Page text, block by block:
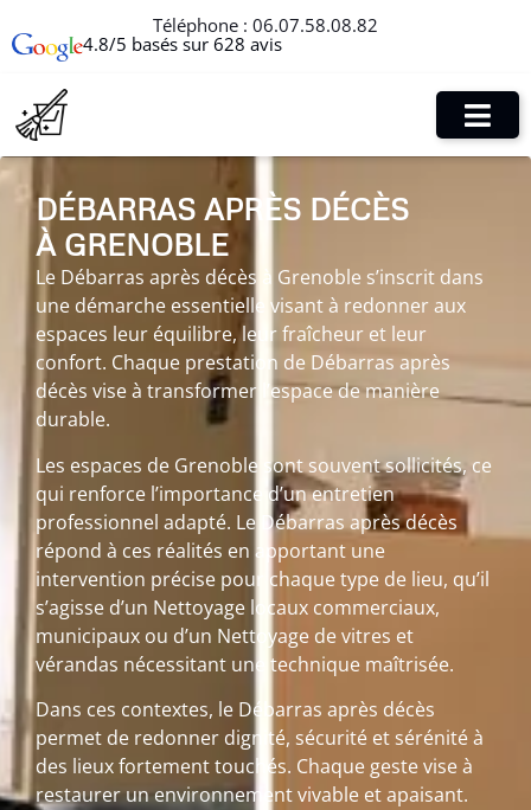
Téléphone : 06.07.58.08.82
4.8/5 basés sur 628 avis
DÉBARRAS APRÈS DÉCÈS
À GRENOBLE
Le Débarras après décès à Grenoble s’inscrit dans
une démarche essentielle visant à redonner aux
espaces leur équilibre, leur fraîcheur et leur
confort. Chaque prestation de Débarras après
décès vise à transformer l’espace de manière
durable.
Les espaces de Grenoble sont souvent sollicités, ce
qui renforce l’importance d’un entretien
professionnel adapté. Le Débarras après décès
répond à ces réalités en apportant une
intervention précise pour chaque type de lieu, qu’il
s’agisse d’un Nettoyage locaux commerciaux,
municipaux ou d’un Nettoyage de vitres et
vérandas nécessitant une technique maîtrisée.
Dans ces contextes, le Débarras après décès
permet de redonner dignité, sécurité et sérénité à
des lieux fortement touchés. Chaque geste vise à
restaurer un environnement vivable et apaisant.